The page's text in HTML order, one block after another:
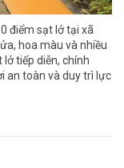
điểm sạt lở tại xã
hoa màu và nhiều
tiếp diễn, chính
an toàn và duy trì lực